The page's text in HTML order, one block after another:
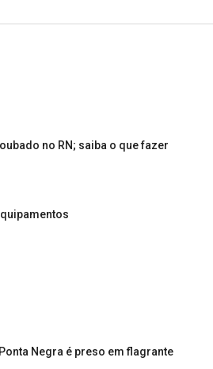
no RN; saiba o que fazer
Negra é preso em flagrante